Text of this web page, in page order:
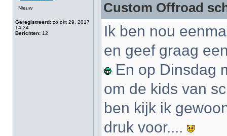
Nieuw
Geregistreerd: zo okt 29, 2017
14:34
Berichten: 12
Custom Offroad
Ik ben nou
en geef graag
En op Dinsdag
om de kids van
ben kijk ik
druk voor....